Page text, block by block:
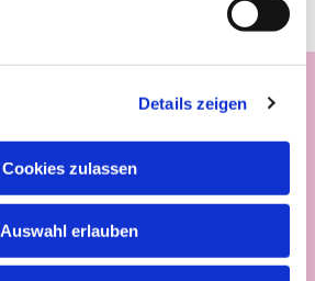
Details zeigen
Cookies zulassen
Auswahl erlauben